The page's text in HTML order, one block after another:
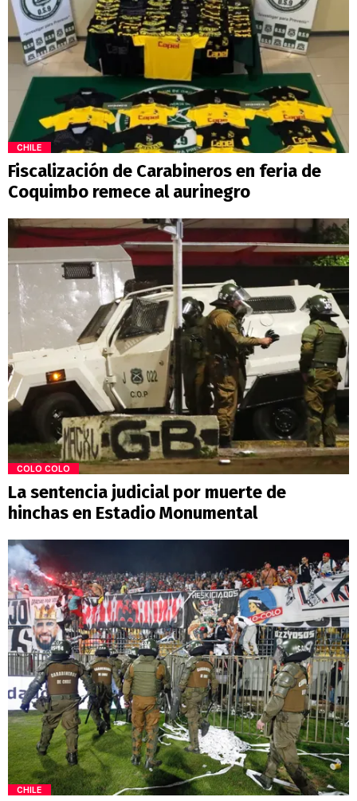
CHILE
Fiscalización de Carabineros en feria de
Coquimbo remece al aurinegro
COLO COLO
La sentencia judicial por muerte de
hinchas en Estadio Monumental
CHILE